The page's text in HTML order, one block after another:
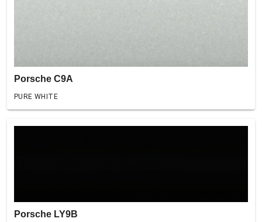
Porsche C9A
PURE WHITE
Porsche LY9B